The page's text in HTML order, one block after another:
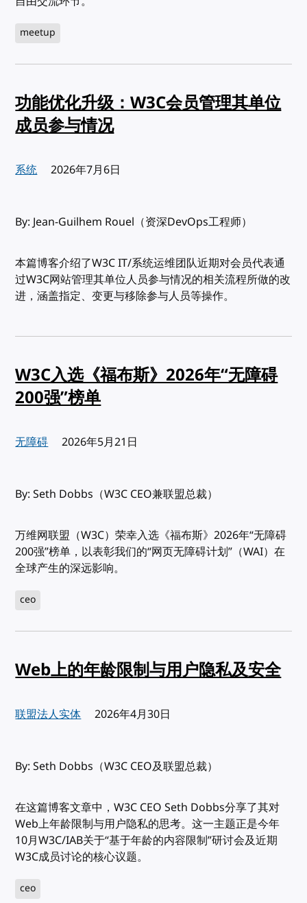
meetup
功能优化升级：W3C会员管理其单位
成员参与情况
系统 发布:
2026年7月6日
By: Jean-Guilhem Rouel（资深DevOps工程师）
本篇博客介绍了W3C IT/系统运维团队近期对会员代表通
过W3C网站管理其单位人员参与情况的相关流程所做的改
进，涵盖指定、变更与移除参与人员等操作。
W3C入选《福布斯》2026年“无障碍
200强”榜单
无障碍 发布:
2026年5月21日
By: Seth Dobbs（W3C CEO兼联盟总裁）
万维网联盟（W3C）荣幸入选《福布斯》2026年“无障碍
200强”榜单，以表彰我们的“网页无障碍计划”（WAI）在
全球产生的深远影响。
ceo
Web上的年龄限制与用户隐私及安全
联盟法人实体 发布:
2026年4月30日
By: Seth Dobbs（W3C CEO及联盟总裁）
在这篇博客文章中，W3C CEO Seth Dobbs分享了其对
Web上年龄限制与用户隐私的思考。这一主题正是今年
10月W3C/IAB关于“基于年龄的内容限制”研讨会及近期
W3C成员讨论的核心议题。
ceo